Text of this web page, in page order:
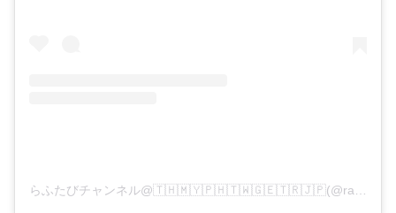
らふたびチャンネル@🇹🇭🇲🇾🇵🇭🇹🇼🇬🇪🇹🇷🇯🇵(@rafutabi)がシェアした投稿